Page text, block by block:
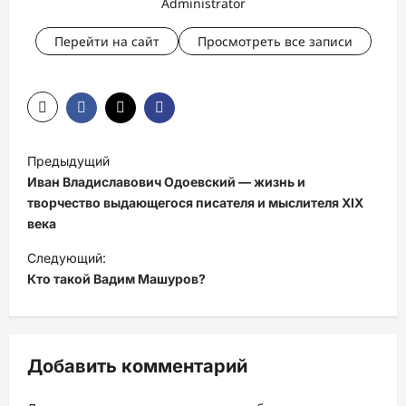
Administrator
Перейти на сайт Просмотреть все записи
Н
а
в
и
г
а
ц
я
Предыдущий
Иван Владиславович Одоевский — жизнь и
творчество выдающегося писателя и мыслителя XIX
века
Следующий:
Кто такой Вадим Машуров?
Добавить комментарий